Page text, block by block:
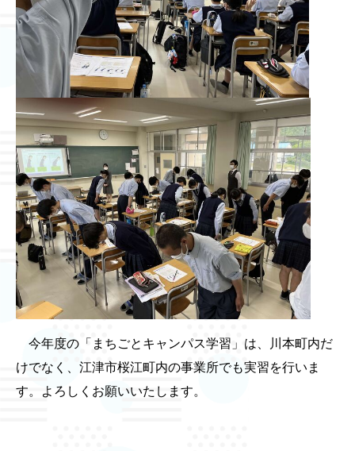
今年度の「まちごとキャンパス学習」は、川本町内だ
けでなく、江津市桜江町内の事業所でも実習を行いま
す。よろしくお願いいたします。